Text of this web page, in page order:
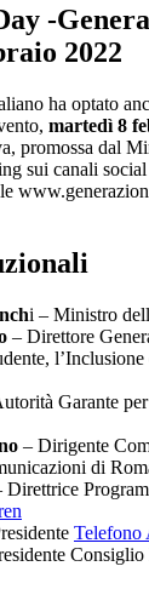
-
2022
ha optato
martedì 8
promossa dal
sui canali
i – Ministro
– Direttore
Garante
– Dirigente
di
Direttrice
Telefono